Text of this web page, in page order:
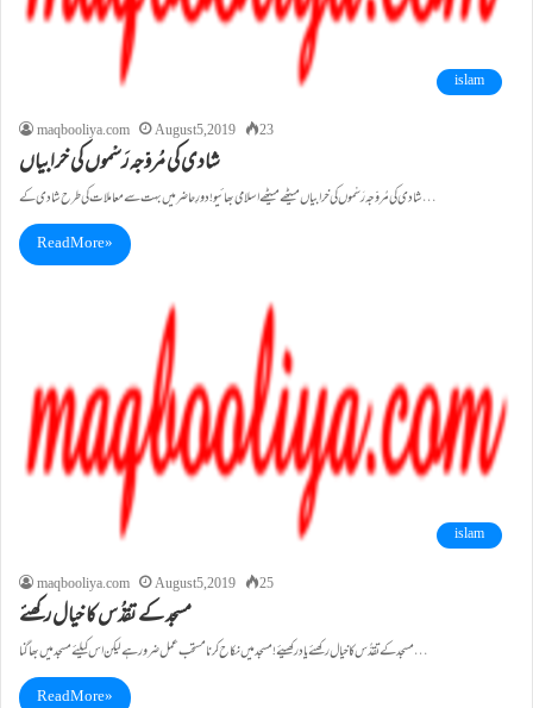
islam
maqbooliya.com
August 5, 2019 23
شادی کی مُروّجہ رَسْموں کی خرابیاں
شادی کی مُروّجہ رَسْموں کی خرابیاں میٹھے میٹھے اسلامی بھائیو! دورِ حاضر میں بہت سے معاملات کی طرح شادی کے…
Read More »
islam
maqbooliya.com
August 5, 2019 25
مسجد کے تقدُّس کا خیال رکھئے
مسجد کے تقدُّس کا خیال رکھئے یاد رکھیئے!مسجد میں نکاح کرنا مستحب عمل ضرورہے لیکن اس کیلئے مسجد میں بھاگنا…
Read More »